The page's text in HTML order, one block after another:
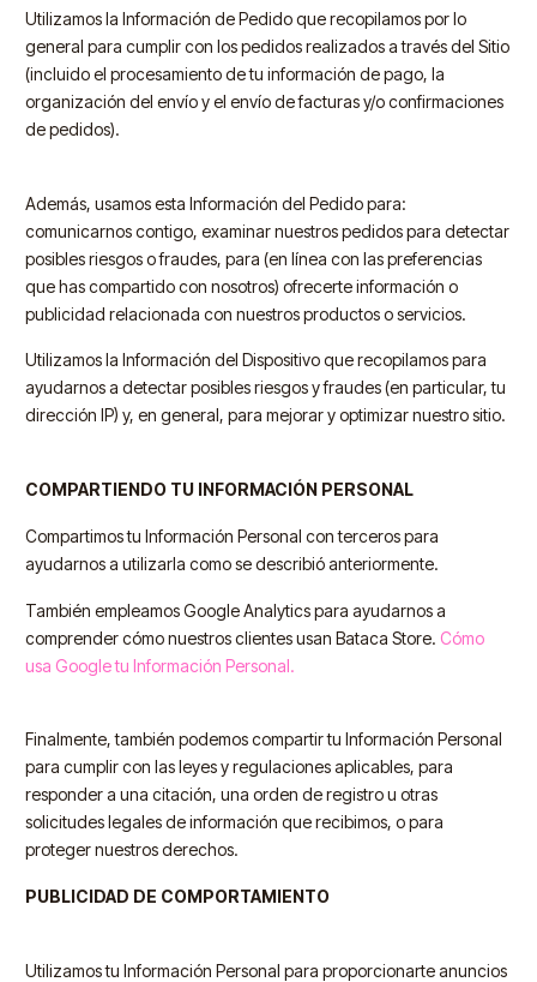
Utilizamos la Información de Pedido que recopilamos por lo
general para cumplir con los pedidos realizados a través del Sitio
(incluido el procesamiento de tu información de pago, la
organización del envío y el envío de facturas y/o confirmaciones
de pedidos).
Además, usamos esta Información del Pedido para:
comunicarnos contigo, examinar nuestros pedidos para detectar
posibles riesgos o fraudes, para (en línea con las preferencias
que has compartido con nosotros) ofrecerte información o
publicidad relacionada con nuestros productos o servicios.
Utilizamos la Información del Dispositivo que recopilamos para
ayudarnos a detectar posibles riesgos y fraudes (en particular, tu
dirección IP) y, en general, para mejorar y optimizar nuestro sitio.
COMPARTIENDO TU INFORMACIÓN PERSONAL
Compartimos tu Información Personal con terceros para
ayudarnos a utilizarla como se describió anteriormente.
También empleamos Google Analytics para ayudarnos a
comprender cómo nuestros clientes usan Bataca Store. Cómo
usa Google tu Información Personal.
Finalmente, también podemos compartir tu Información Personal
para cumplir con las leyes y regulaciones aplicables, para
responder a una citación, una orden de registro u otras
solicitudes legales de información que recibimos, o para
proteger nuestros derechos.
PUBLICIDAD DE COMPORTAMIENTO
Utilizamos tu Información Personal para proporcionarte anuncios